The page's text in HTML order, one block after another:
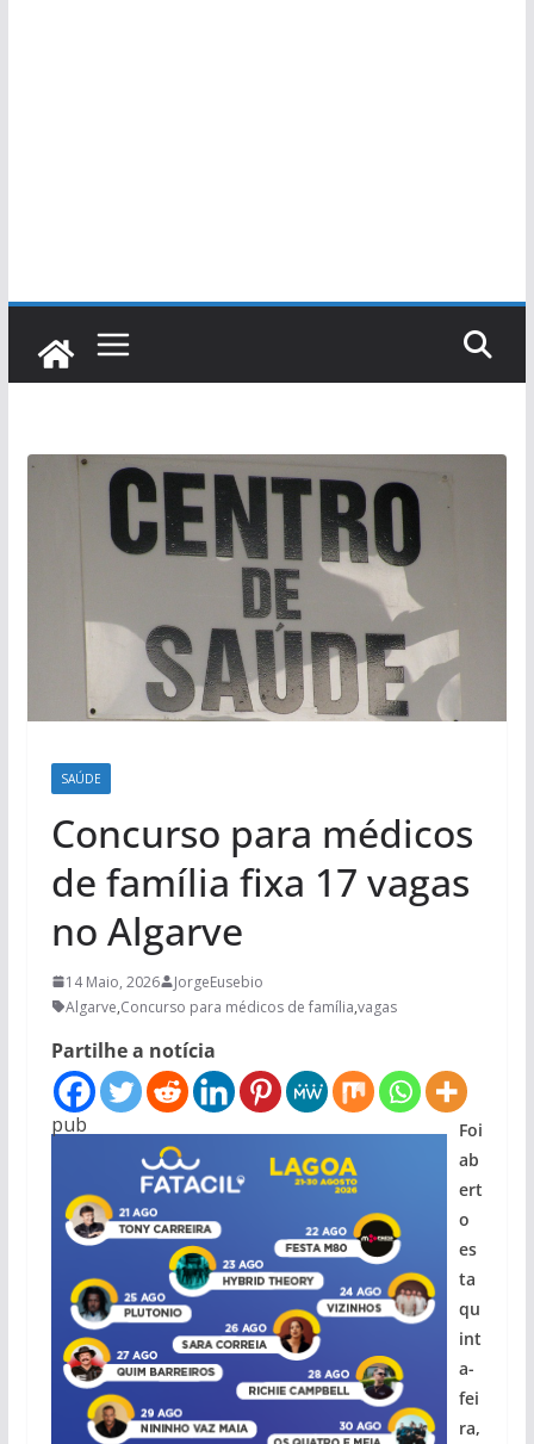
SAÚDE
Concurso para médicos
de família fixa 17 vagas
no Algarve
14 Maio, 2026
JorgeEusebio
Algarve,Concurso para médicos de família,vagas
Partilhe a notícia
pub
Foi
ab
ert
o
es
ta
qu
int
a-
fei
ra,